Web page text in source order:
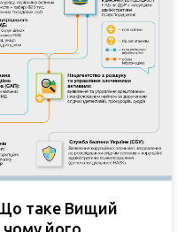
таке Вищий